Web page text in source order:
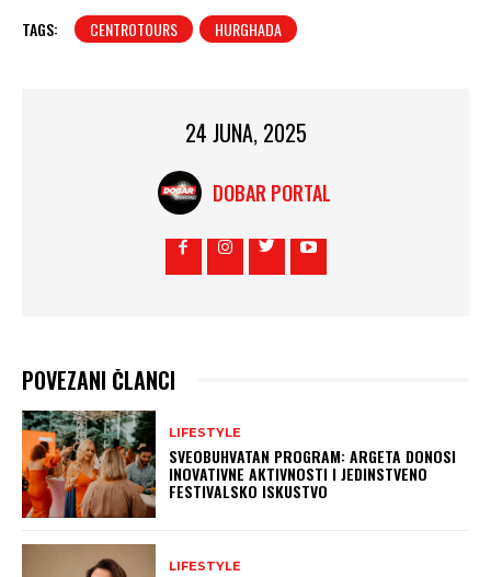
TAGS: CENTROTOURS HURGHADA
24 JUNA, 2025
DOBAR PORTAL
POVEZANI ČLANCI
LIFESTYLE
SVEOBUHVATAN PROGRAM: ARGETA DONOSI
INOVATIVNE AKTIVNOSTI I JEDINSTVENO
FESTIVALSKO ISKUSTVO
LIFESTYLE